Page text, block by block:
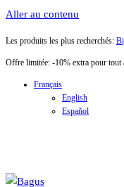
Aller au contenu
Les produits les plus recherchés:
Offre limitée: -10% extra pour tout
Français
English
Español